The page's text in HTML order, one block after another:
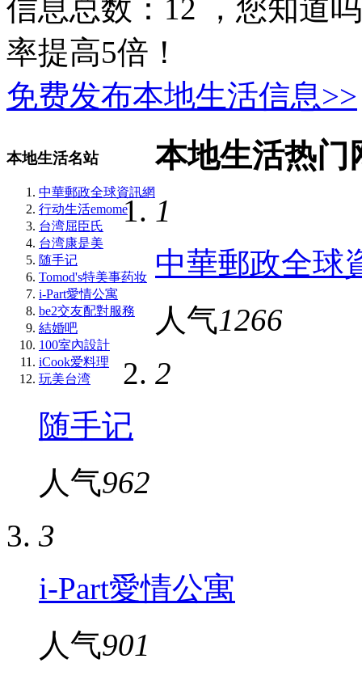
信息总数： 12 ，您知道
率提高5倍！
免费发布本地生活信息>>
本地生活名站
中華郵政全球資訊網
行动生活emome
台湾屈臣氏
台湾康是美
随手记
Tomod's特美事药妆
i-Part愛情公寓
be2交友配對服務
結婚吧
100室內設計
iCook爱料理
玩美台湾
本地生活热门
1
中華郵政全球
人气1266
2
随手记
人气962
3
i-Part愛情公寓
人气901